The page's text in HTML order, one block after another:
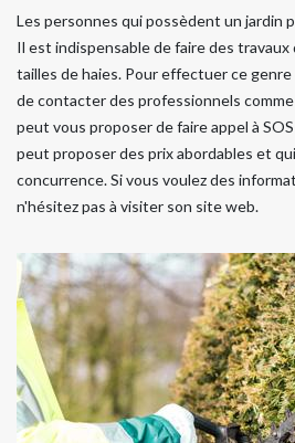
Les personnes qui possèdent un jardin
Il est indispensable de faire des
tailles de haies. Pour effectuer ce
de contacter des professionnels
peut vous proposer de faire appel à
peut proposer des prix abordables et
concurrence. Si vous voulez des
n'hésitez pas à visiter son site web.